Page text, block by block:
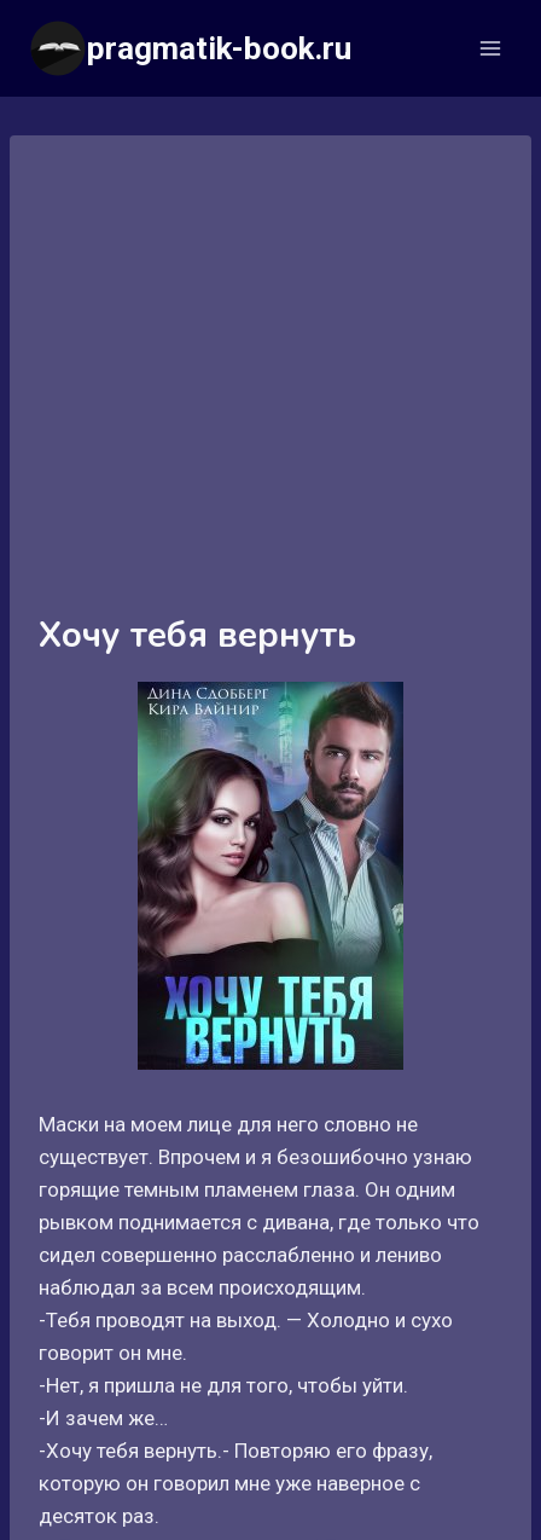
Перейти
содержимому
pragmatik-book.ru
Хочу тебя вернуть
Маски на моем лице для него словно не
существует. Впрочем и я безошибочно узнаю
горящие темным пламенем глаза. Он одним
рывком поднимается с дивана, где только что
сидел совершенно расслабленно и лениво
наблюдал за всем происходящим.
-Тебя проводят на выход. — Холодно и сухо
говорит он мне.
-Нет, я пришла не для того, чтобы уйти.
-И зачем же…
-Хочу тебя вернуть.- Повторяю его фразу,
которую он говорил мне уже наверное с
десяток раз.